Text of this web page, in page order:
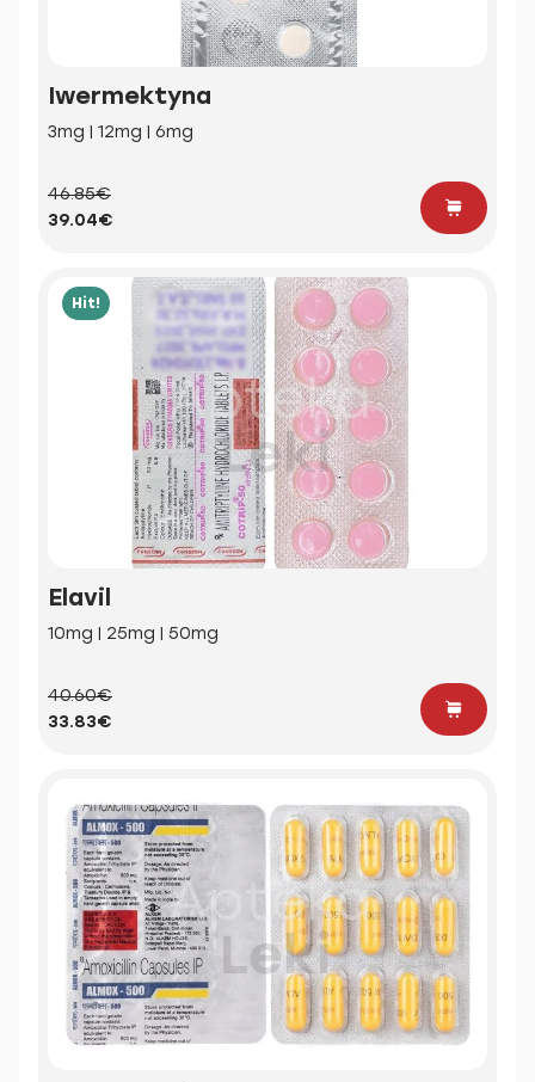
Iwermektyna
3mg | 12mg | 6mg
46.85€
39.04€
Hit!
Elavil
10mg | 25mg | 50mg
40.60€
33.83€